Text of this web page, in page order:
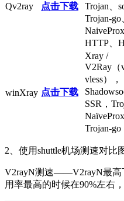
Qv2ray 点击下载
Trojan、
Trojan-go
HTTP、
winXray 点击下载
Xray /
V2Ray（
vless），
SSR，
Trojan-go
2、使用shuttle机场测速对比
V2rayN测速——V2rayN最高
用率最高的时候在90%左右